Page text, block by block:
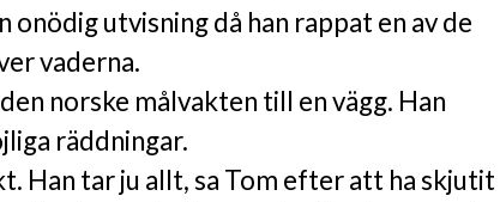
onödig utvisning då han rappat en av de
vaderna.
norske målvakten till en vägg. Han
räddningar.
Han tar ju allt, sa Tom efter att ha skjutit